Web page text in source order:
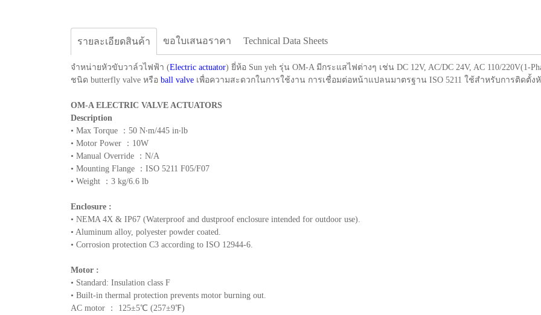
รายละเอียดสินค้า ขอใบเสนอราคา Technical Data Sheets
จำหน่ายหัวขับวาล์วไฟฟ้า (Electric actuator) ยี่ห้อ Sun yeh รุ่น OM-A มีกระแสไฟต่างๆ เช่น DC 12V, AC/DC 24V, AC 110/220V(1-
ชนิด butterfly valve หรือ ball valve เพื่อความสะดวกในการใช้งาน การเชื่อมต่อหน้าแปลนมาตรฐาน ISO 5211 ใช้สำหรับการติดตั้
OM-A ELECTRIC VALVE ACTUATORS
Description
• Max Torque ：50 N‧m/445 in‧lb
• Motor Power ：10W
• Manual Override ：N/A
• Mounting Flange ：ISO 5211 F05/F07
• Weight ：3 kg/6.6 lb
Enclosure :
• NEMA 4X & IP67 (Waterproof and dustproof enclosure intended for outdoor use).
• Aluminum alloy, polyester powder coated.
• Corrosion protection C3 according to ISO 12944-6.
Motor :
• Standard: Insulation class F
• Built-in thermal protection prevents motor burning out.
AC motor ： 125±5℃ (257±9℉)